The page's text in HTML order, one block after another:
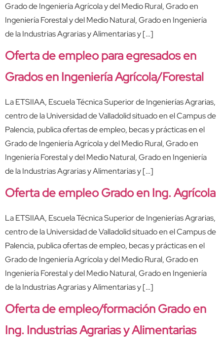
Grado de Ingeniería Agrícola y del Medio Rural, Grado en
Ingeniería Forestal y del Medio Natural, Grado en Ingeniería
de la Industrias Agrarias y Alimentarias y […]
Oferta de empleo para egresados en
Grados en Ingeniería Agrícola/Forestal
La ETSIIAA, Escuela Técnica Superior de Ingenierías Agrarias,
centro de la Universidad de Valladolid situado en el Campus de
Palencia, publica ofertas de empleo, becas y prácticas en el
Grado de Ingeniería Agrícola y del Medio Rural, Grado en
Ingeniería Forestal y del Medio Natural, Grado en Ingeniería
de la Industrias Agrarias y Alimentarias y […]
Oferta de empleo Grado en Ing. Agrícola
La ETSIIAA, Escuela Técnica Superior de Ingenierías Agrarias,
centro de la Universidad de Valladolid situado en el Campus de
Palencia, publica ofertas de empleo, becas y prácticas en el
Grado de Ingeniería Agrícola y del Medio Rural, Grado en
Ingeniería Forestal y del Medio Natural, Grado en Ingeniería
de la Industrias Agrarias y Alimentarias y […]
Oferta de empleo/formación Grado en
Ing. Industrias Agrarias y Alimentarias